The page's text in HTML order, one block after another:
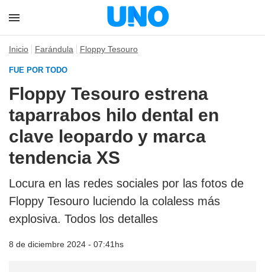
Inicio Farándula Floppy Tesouro
FUE POR TODO
Floppy Tesouro estrena
taparrabos hilo dental en
clave leopardo y marca
tendencia XS
Locura en las redes sociales por las fotos de
Floppy Tesouro luciendo la colaless más
explosiva. Todos los detalles
8 de diciembre 2024 - 07:41hs